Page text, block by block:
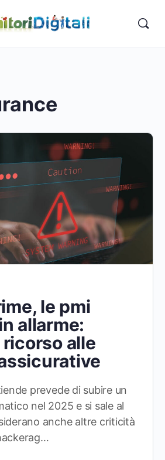
le pmi
allarme:
alle
prevede di subire un
nel 2025 e si sale al
anche altre criticità